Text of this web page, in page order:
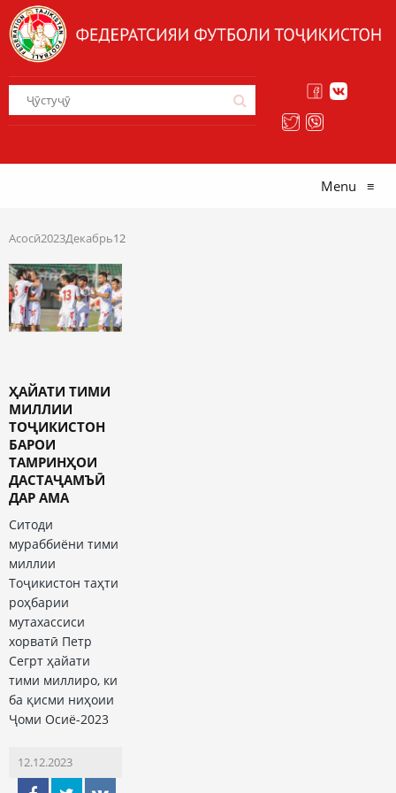
Menu ≡
Асосӣ2023Декабрь12
ҲАЙАТИ ТИМИ
МИЛЛИИ
ТОҶИКИСТОН
БАРОИ
ТАМРИНҲОИ
ДАСТАҶАМЪӢ
ДАР АМА
Ситоди
мураббиёни тими
миллии
Тоҷикистон таҳти
роҳбарии
мутахассиси
хорватӣ Петр
Сегрт ҳайати
тими миллиро, ки
ба қисми ниҳоии
Ҷоми Осиё-2023
12.12.2023